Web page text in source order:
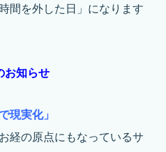
間を外した日」になります
お知らせ
現実化」
経の原点にもなっているサ